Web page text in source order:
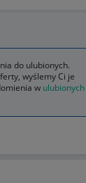
do ulubionych.
wyślemy Ci je
w ulubionych